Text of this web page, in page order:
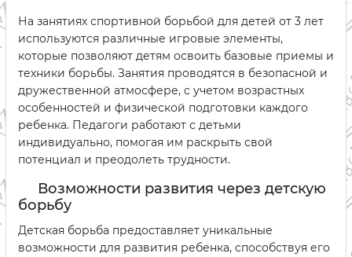
На занятиях спортивной борьбой для детей от 3 лет
используются различные игровые элементы,
которые позволяют детям освоить базовые приемы и
техники борьбы. Занятия проводятся в безопасной и
дружественной атмосфере, с учетом возрастных
особенностей и физической подготовки каждого
ребенка. Педагоги работают с детьми
индивидуально, помогая им раскрыть свой
потенциал и преодолеть трудности.
Возможности развития через детскую
борьбу
Детская борьба предоставляет уникальные
возможности для развития ребенка, способствуя его